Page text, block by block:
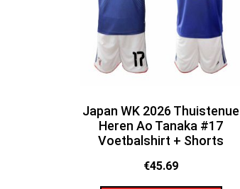
Japan WK 2026 Thuistenue
Heren Ao Tanaka #17
Voetbalshirt + Shorts
€45.69